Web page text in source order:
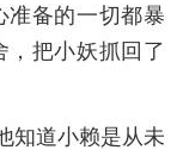
准备的一切都暴
，把小妖抓回了
知道小赖是从未